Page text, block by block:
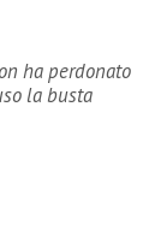
ha perdonato
la busta